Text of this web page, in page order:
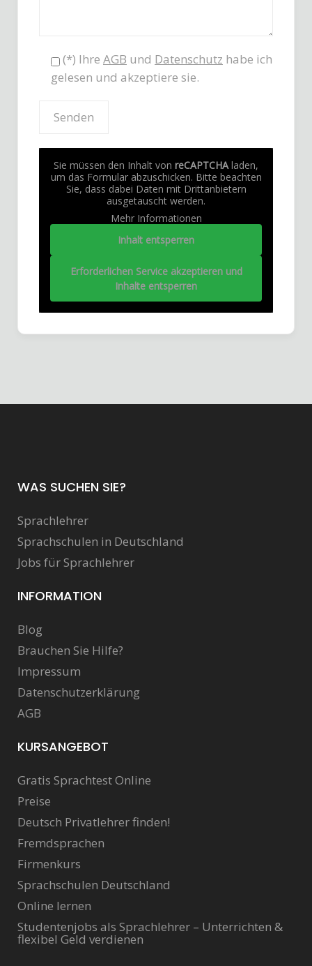
(*) Ihre AGB und Datenschutz habe ich
gelesen und akzeptiere sie.
Sie müssen den Inhalt von reCAPTCHAladen,
um das Formular abzuschicken. Bitte beachten
Sie, dass dabei Daten mit Drittanbietern
ausgetauscht werden.
Mehr Informationen
Inhalt entsperren
Erforderlichen Service akzeptieren und
Inhalte entsperren
WAS SUCHEN SIE?
Sprachlehrer
Sprachschulen in Deutschland
Jobs für Sprachlehrer
INFORMATION
Blog
Brauchen Sie Hilfe?
Impressum
Datenschutzerklärung
AGB
KURSANGEBOT
Gratis Sprachtest Online
Preise
Deutsch Privatlehrer finden!
Fremdsprachen
Firmenkurs
Sprachschulen Deutschland
Online lernen
Studentenjobs als Sprachlehrer – Unterrichten &
flexibel Geld verdienen